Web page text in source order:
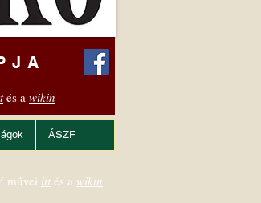
és a wikin
ÁSZF
művei itt és a wikin